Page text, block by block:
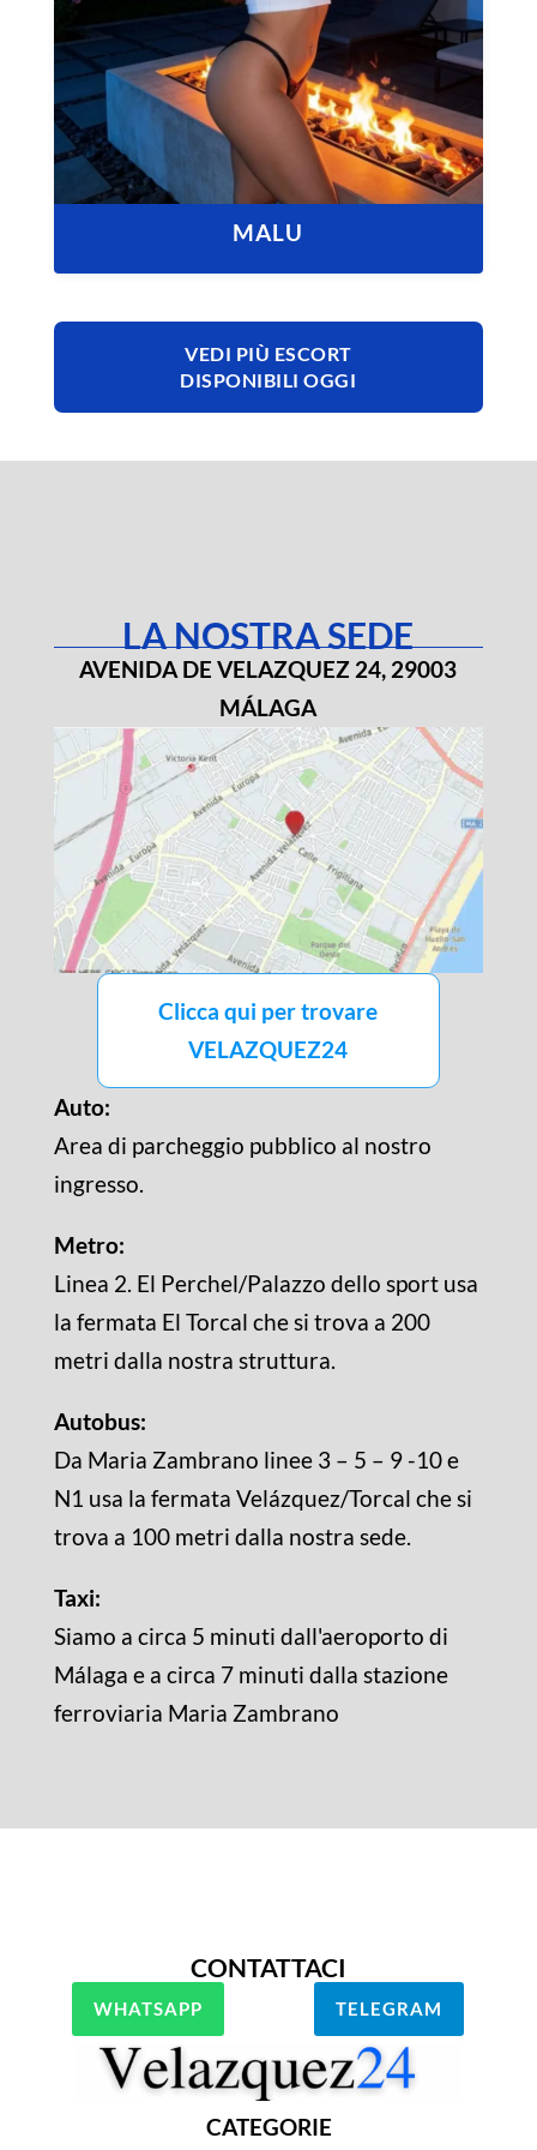
MALU
VEDI PIÙ ESCORT
DISPONIBILI OGGI
LA NOSTRA SEDE
AVENIDA DE VELAZQUEZ 24, 29003
MÁLAGA
Clicca qui per trovare
VELAZQUEZ24
Auto:
Area di parcheggio pubblico al nostro
ingresso.
Metro:
Linea 2. El Perchel/Palazzo dello sport usa
la fermata El Torcal che si trova a 200
metri dalla nostra struttura.
Autobus:
Da Maria Zambrano linee 3 – 5 – 9 -10 e
N1 usa la fermata Velázquez/Torcal che si
trova a 100 metri dalla nostra sede.
Taxi:
Siamo a circa 5 minuti dall'aeroporto di
Málaga e a circa 7 minuti dalla stazione
ferroviaria Maria Zambrano
CONTATTACI
WHATSAPP TELEGRAM
CATEGORIE